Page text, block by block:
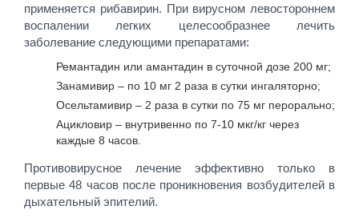
применяется рибавирин. При вирусном левостороннем
воспалении легких целесообразнее лечить
заболевание следующими препаратами:
Ремантадин или амантадин в суточной дозе 200 мг;
Занамивир – по 10 мг 2 раза в сутки ингаляторно;
Осельтамивир – 2 раза в сутки по 75 мг перорально;
Ацикловир – внутривенно по 7-10 мкг/кг через
каждые 8 часов.
Противовирусное лечение эффективно только в
первые 48 часов после проникновения возбудителей в
дыхательный эпителий.